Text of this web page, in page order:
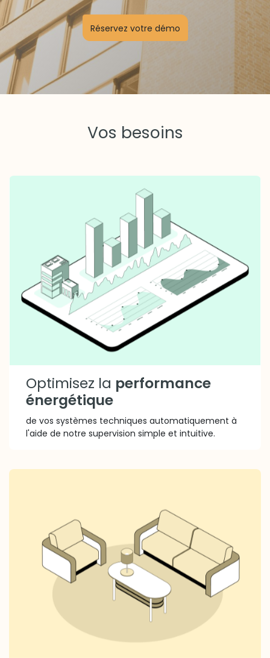
Réservez votre démo
Vos besoins
Optimisez la performance
énergétique
de vos systèmes techniques automatiquement à
l'aide de notre supervision simple et intuitive.